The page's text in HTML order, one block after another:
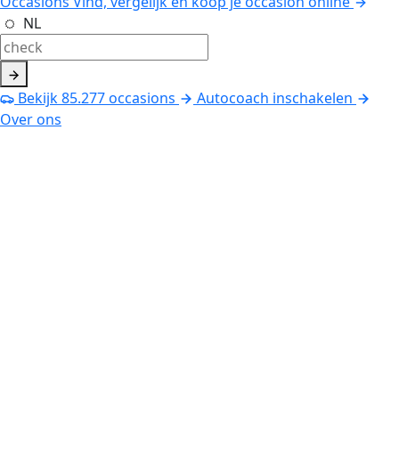
NL
Bekijk85.277occasions
Autocoach inschakelen
Over ons